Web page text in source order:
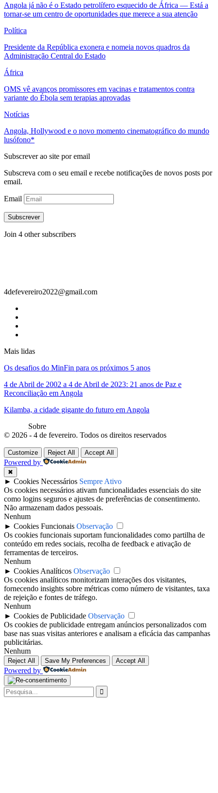
Angola já não é o Estado petrolífero esquecido de África — Está a
tornar-se um centro de oportunidades que merece a sua atenção
Política
Presidente da República exonera e nomeia novos quadros da
Administração Central do Estado
África
OMS vê avanços promissores em vacinas e tratamentos contra
variante do Ébola sem terapias aprovadas
Notícias
Angola, Hollywood e o novo momento cinematográfico do mundo
lusófono*
Subscrever ao site por email
Subscreva com o seu email e recebe notificações de novos posts por
email.
Email
Subscrever
Join 4 other subscribers
4defevereiro2022@gmail.com
Mais lidas
Os desafios do MinFin para os próximos 5 anos
4 de Abril de 2002 a 4 de Abril de 2023: 21 anos de Paz e
Reconciliação em Angola
Kilamba, a cidade gigante do futuro em Angola
Sobre
© 2026 - 4 de fevereiro. Todos os direitos reservados
Customize Reject All Accept All
Powered by
✖
► Cookies Necessários Sempre Ativo
Os cookies necessários ativam funcionalidades essenciais do site
como logins seguros e ajustes de preferências de consentimento.
Não armazenam dados pessoais.
Nenhum
► Cookies Funcionais Observação
Os cookies funcionais suportam funcionalidades como partilha de
conteúdo em redes sociais, recolha de feedback e ativação de
ferramentas de terceiros.
Nenhum
► Cookies Analíticos Observação
Os cookies analíticos monitorizam interações dos visitantes,
fornecendo insights sobre métricas como número de visitantes, taxa
de rejeição e fontes de tráfego.
Nenhum
► Cookies de Publicidade Observação
Os cookies de publicidade entregam anúncios personalizados com
base nas suas visitas anteriores e analisam a eficácia das campanhas
publicitárias.
Nenhum
Reject All Save My Preferences Accept All
Powered by